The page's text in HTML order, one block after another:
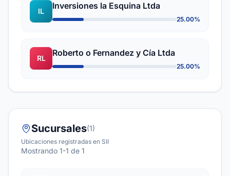
IL
Inversiones la Esquina Ltda
25.00%
RL
Roberto o Fernandez y Cía Ltda
25.00%
Sucursales(1)
Ubicaciones registradas en SII
Mostrando 1-1 de 1